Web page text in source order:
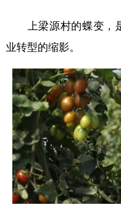
陕西 甘肃
新疆
多语种频道
English Español
Русский язык
Deutsch Português
上梁源村的蝶变，
业转型的缩影。